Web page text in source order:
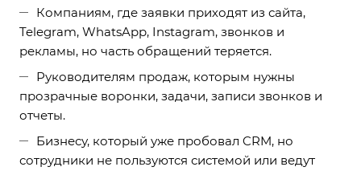
Компаниям, где заявки приходят из сайта,
Telegram, WhatsApp, Instagram, звонков и
рекламы, но часть обращений теряется.
Руководителям продаж, которым нужны
прозрачные воронки, задачи, записи звонков и
отчеты.
Бизнесу, который уже пробовал CRM, но
сотрудники не пользуются системой или ведут